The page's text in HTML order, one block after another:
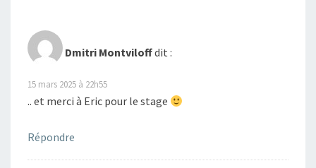
Dmitri Montviloffdit :
15 mars 2025 à 22h55
.. et merci à Eric pour le stage
Répondre